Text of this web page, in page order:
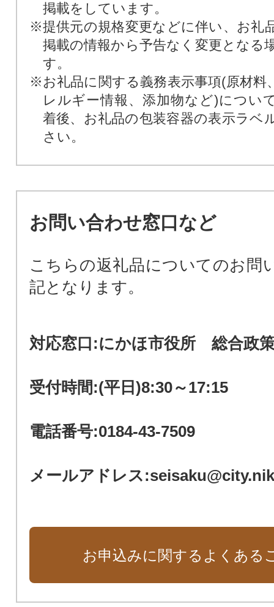
掲載をしています。
※提供元の規格変更などに伴い、お礼
掲載の情報から予告なく変更となる
す。
※お礼品に関する義務表示事項(原材料
レルギー情報、添加物など)につい
着後、お礼品の包装容器の表示ラベ
さい。
お問い合わせ窓口など
こちらの返礼品についてのお問
記となります。
対応窓口:にかほ市役所 総合
受付時間:(平日)8:30～17:15
電話番号:0184-43-7509
メールアドレス
お申込みに関するよくある